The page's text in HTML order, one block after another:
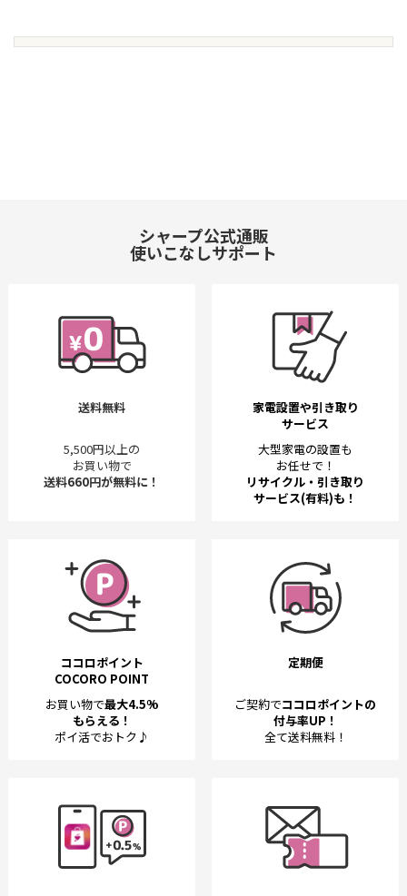
シャープ公式通販
使いこなしサポート
送料無料
5,500円以上の
お買い物で
送料660円が無料に！
家電設置や引き取り
サービス
大型家電の設置も
お任せで！
リサイクル・引き取り
サービス(有料)も！
ココロポイント
COCORO POINT
お買い物で最大4.5%
もらえる！
ポイ活でおトク♪
定期便
ご契約でココロポイントの
付与率UP！
全て送料無料！